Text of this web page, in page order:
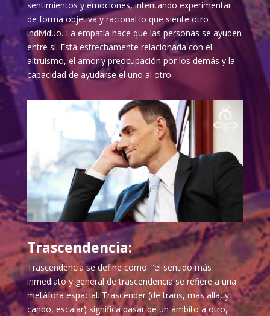
sentimientos y emociones, intentando experimentar
de forma objetiva y racional lo que siente otro
individuo. La empatía hace que las personas se ayuden
entre sí. Está estrechamente relacionada con el
altruismo, el amor y preocupación por los demás y la
capacidad de ayudarse el uno al otro.
Trascendencia:
Trascendencia se define como: “el sentido más
inmediato y general de trascendencia se refiere a una
metáfora espacial. Trascender (de trans, más allá, y
cando, escalar) significa pasar de un ámbito a otro,